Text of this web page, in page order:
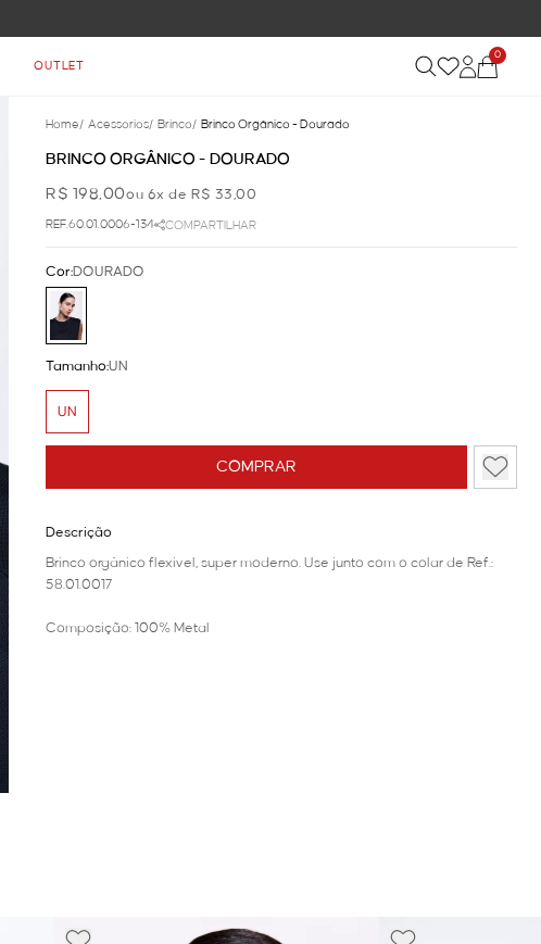
OUTLET
0
Home/ Acessorios/ Brinco/ Brinco Orgânico - Dourado
BRINCO ORGÂNICO - DOURADO
R$ 198,00ou 6x de R$ 33,00
REF.60.01.0006-134 COMPARTILHAR
COMPRAR
Cor:DOURADO
Tamanho:UN
UN
Descrição
Brinco orgânico flexível, super moderno. Use junto com o colar de Ref.:
58.01.0017
Composição: 100% Metal